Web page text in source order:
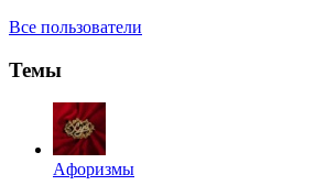
Все пользователи
Темы
Aфоризмы